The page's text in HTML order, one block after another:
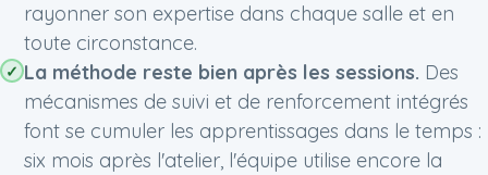
rayonner son expertise dans chaque salle et en
toute circonstance.
La méthode reste bien après les sessions. Des
mécanismes de suivi et de renforcement intégrés
font se cumuler les apprentissages dans le temps :
six mois après l'atelier, l'équipe utilise encore la